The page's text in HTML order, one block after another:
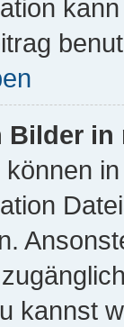
Bilder in
kannst